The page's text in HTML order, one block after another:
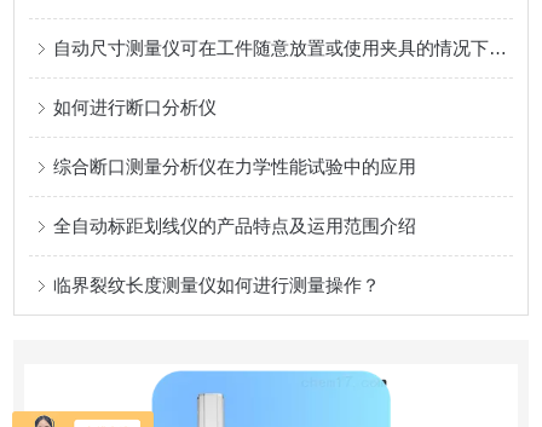
自动尺寸测量仪可在工件随意放置或使用夹具的情况下进行批量测量
如何进行断口分析仪
综合断口测量分析仪在力学性能试验中的应用
全自动标距划线仪的产品特点及运用范围介绍
临界裂纹长度测量仪如何进行测量操作？